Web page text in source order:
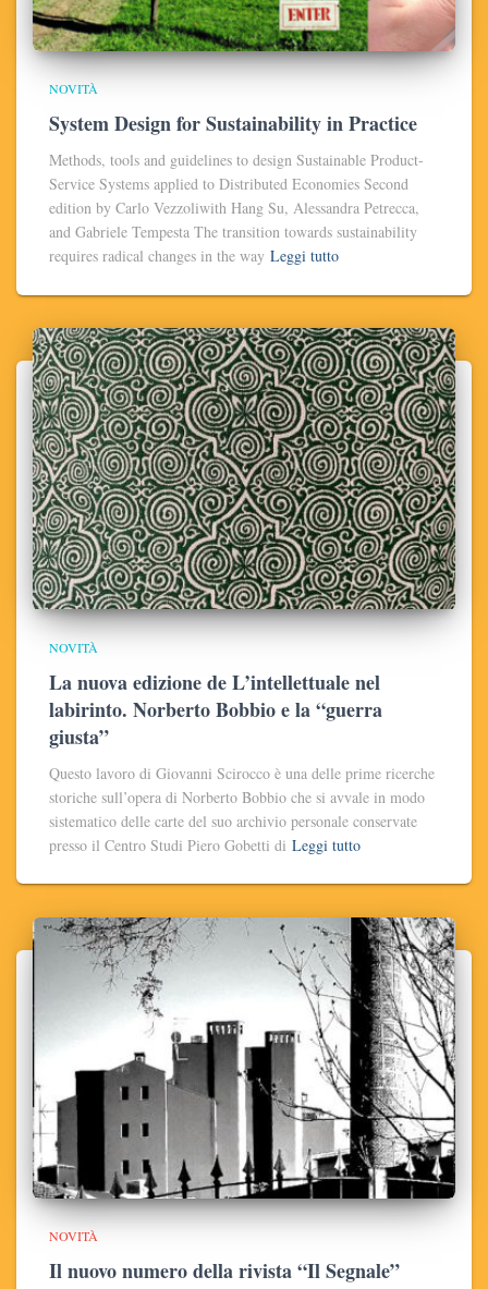
NOVITÀ
System Design for Sustainability in Practice
Methods, tools and guidelines to design Sustainable Product-
Service Systems applied to Distributed Economies Second
edition by Carlo Vezzoliwith Hang Su, Alessandra Petrecca,
and Gabriele Tempesta The transition towards sustainability
requires radical changes in the way Leggi tutto
NOVITÀ
La nuova edizione de L’intellettuale nel
labirinto. Norberto Bobbio e la “guerra
giusta”
Questo lavoro di Giovanni Scirocco è una delle prime ricerche
storiche sull’opera di Norberto Bobbio che si avvale in modo
sistematico delle carte del suo archivio personale conservate
presso il Centro Studi Piero Gobetti di Leggi tutto
NOVITÀ
Il nuovo numero della rivista “Il Segnale”